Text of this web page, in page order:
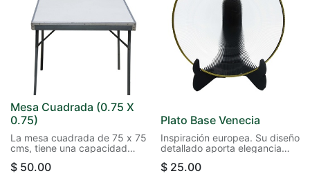
Mesa Cuadrada (0.75 X
0.75)
La mesa cuadrada de 75 x 75
cms, tiene una capacidad
cajuela de tu carro.
$ 50.00
Plato Base Venecia
Inspiración europea. Su diseño
detallado aporta elegancia
$ 25.00